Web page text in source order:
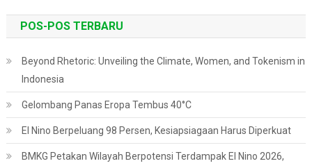
POS-POS TERBARU
Beyond Rhetoric: Unveiling the Climate, Women, and Tokenism in
Indonesia
Gelombang Panas Eropa Tembus 40°C
El Nino Berpeluang 98 Persen, Kesiapsiagaan Harus Diperkuat
BMKG Petakan Wilayah Berpotensi Terdampak El Nino 2026,